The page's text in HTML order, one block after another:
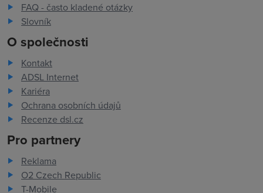
FAQ - často kladené otázky
Slovník
O společnosti
Kontakt
ADSL Internet
Kariéra
Ochrana osobních údajů
Recenze dsl.cz
Pro partnery
Reklama
O2 Czech Republic
T-Mobile